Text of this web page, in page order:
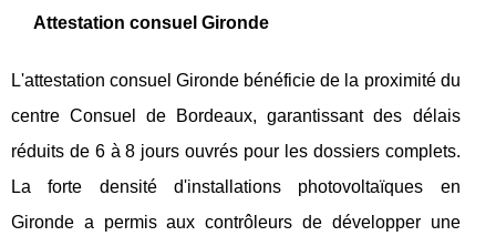
Attestation consuel Gironde
L'attestation consuel Gironde bénéficie de la proximité du
centre Consuel de Bordeaux, garantissant des délais
réduits de 6 à 8 jours ouvrés pour les dossiers complets.
La forte densité d'installations photovoltaïques en
Gironde a permis aux contrôleurs de développer une